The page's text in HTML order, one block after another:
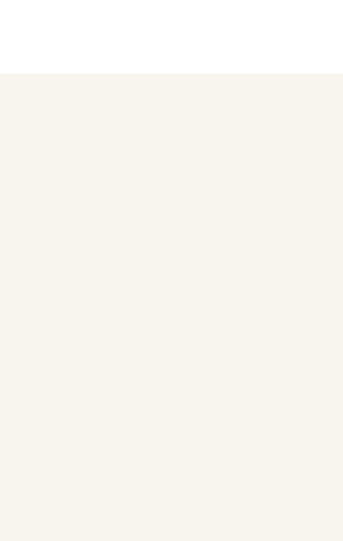
подвешенном состоянии (не
отличаться от оригинального цвета
тон ткани может отличаться.